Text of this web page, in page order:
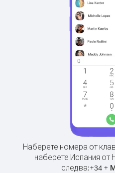
Наберете номера от
наберете Испания от
следва:+34 +